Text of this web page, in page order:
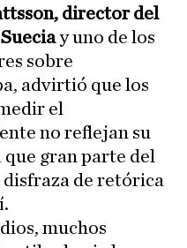
director del
y uno de los
sobre
advirtió que los
el
no reflejan su
gran parte del
de retórica
muchos